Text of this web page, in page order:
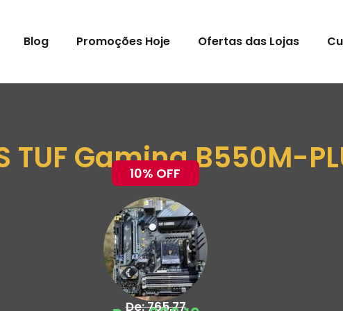
Blog Promoções Hoje Ofertas das Lojas
TUF Gaming B550M-
10% OFF
De: 765,77